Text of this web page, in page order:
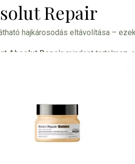
Repair
hajkárosodás eltávolítása –
Absolut Repair mindent tartalmaz,
legjobb ápolást nyújtsa,